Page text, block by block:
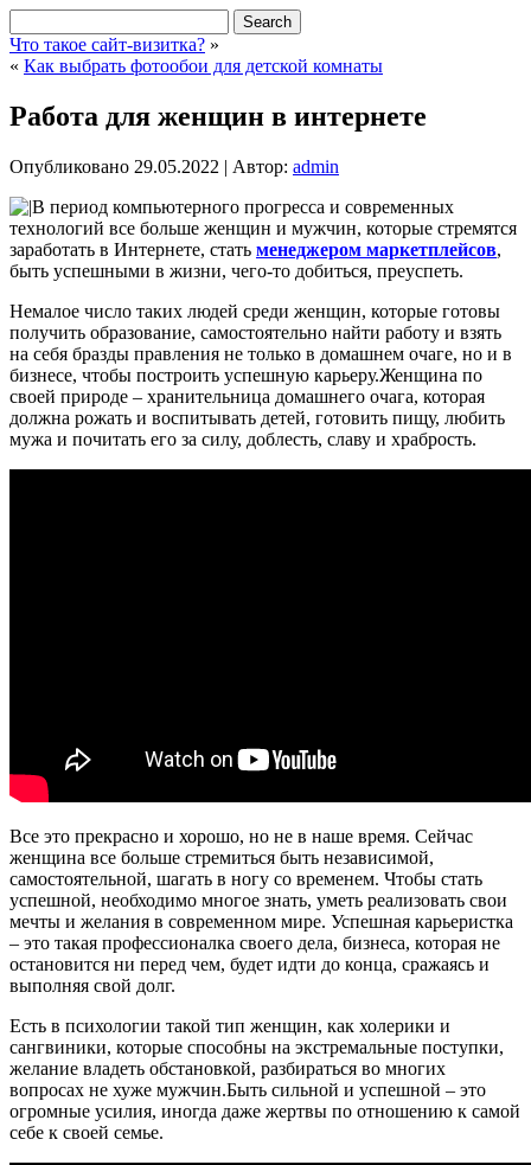
Что такое сайт-визитка? »
« Как выбрать фотообои для детской комнаты
Работа для женщин в интернете
Опубликовано 29.05.2022 | Автор: admin
В период компьютерного прогресса и современных
технологий все больше женщин и мужчин, которые стремятся
заработать в Интернете, стать менеджером маркетплейсов,
быть успешными в жизни, чего-то добиться, преуспеть.
Немалое число таких людей среди женщин, которые готовы
получить образование, самостоятельно найти работу и взять
на себя бразды правления не только в домашнем очаге, но и в
бизнесе, чтобы построить успешную карьеру.Женщина по
своей природе – хранительница домашнего очага, которая
должна рожать и воспитывать детей, готовить пищу, любить
мужа и почитать его за силу, доблесть, славу и храбрость.
Все это прекрасно и хорошо, но не в наше время. Сейчас
женщина все больше стремиться быть независимой,
самостоятельной, шагать в ногу со временем. Чтобы стать
успешной, необходимо многое знать, уметь реализовать свои
мечты и желания в современном мире. Успешная карьеристка
– это такая профессионалка своего дела, бизнеса, которая не
остановится ни перед чем, будет идти до конца, сражаясь и
выполняя свой долг.
Есть в психологии такой тип женщин, как холерики и
сангвиники, которые способны на экстремальные поступки,
желание владеть обстановкой, разбираться во многих
вопросах не хуже мужчин.Быть сильной и успешной – это
огромные усилия, иногда даже жертвы по отношению к самой
себе к своей семье.